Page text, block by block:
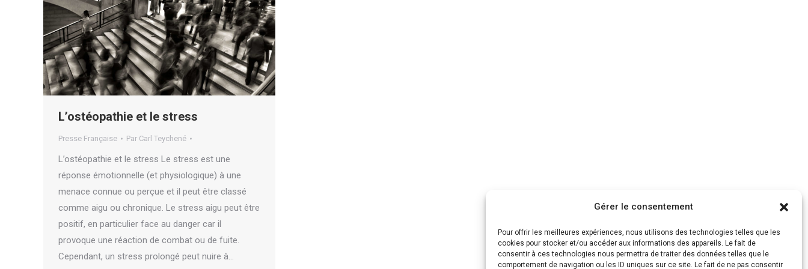
Gérer le consentement
Pour offrir les meilleures expériences, nous utilisons des technologies telles que les
cookies pour stocker et/ou accéder aux informations des appareils. Le fait de
consentir à ces technologies nous permettra de traiter des données telles que le
comportement de navigation ou les ID uniques sur ce site. Le fait de ne pas consentir
L’ostéopathie et le stress
Presse Française Par Carl Teychené
L’ostéopathie et le stress Le stress est une
réponse émotionnelle (et physiologique) à une
menace connue ou perçue et il peut être classé
comme aigu ou chronique. Le stress aigu peut être
positif, en particulier face au danger car il
provoque une réaction de combat ou de fuite.
Cependant, un stress prolongé peut nuire à…